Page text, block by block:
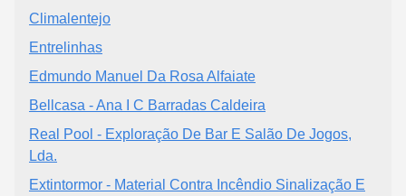
Climalentejo
Entrelinhas
Edmundo Manuel Da Rosa Alfaiate
Bellcasa - Ana I C Barradas Caldeira
Real Pool - Exploração De Bar E Salão De Jogos,
Lda.
Extintormor - Material Contra Incêndio Sinalização E